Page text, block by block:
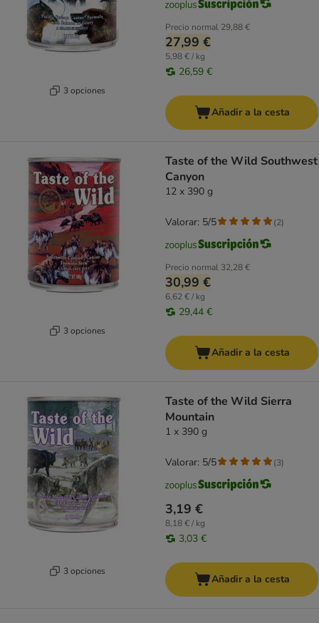
3 opciones
Precio normal 29,88 €
27,99 €
5,98 € / kg
26,59 €
Añadir a la cesta
3 opciones
Taste of the Wild Southwest
Canyon
12 x 390 g
Precio normal 32,28 €
30,99 €
6,62 € / kg
29,44 €
Valorar: 5/5 (2)
Añadir a la cesta
3 opciones
Taste of the Wild Sierra
Mountain
1 x 390 g
3,19 €
8,18 € / kg
3,03 €
Valorar: 5/5 (3)
Añadir a la cesta